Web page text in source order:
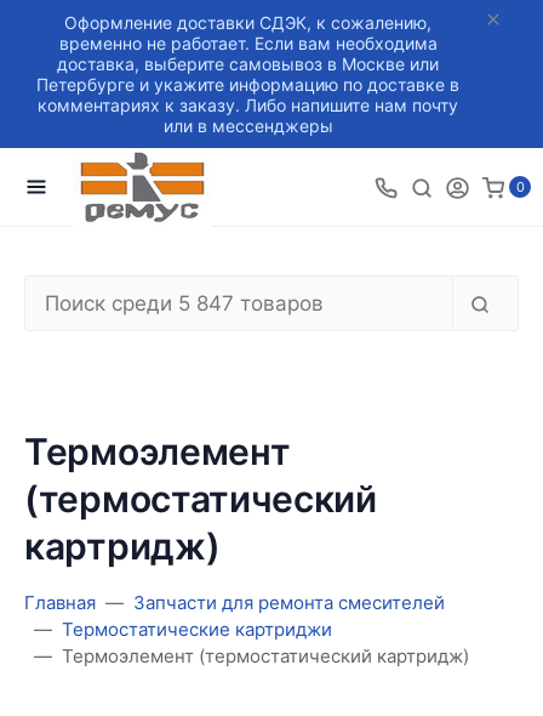
Оформление доставки СДЭК, к сожалению,
временно не работает. Если вам необходима
доставка, выберите самовывоз в Москве или
Петербурге и укажите информацию по доставке в
комментариях к заказу. Либо напишите нам почту
или в мессенджеры
0
Термоэлемент
(термостатический
картридж)
Главная
Запчасти для ремонта смесителей
Термостатические картриджи
Термоэлемент (термостатический картридж)